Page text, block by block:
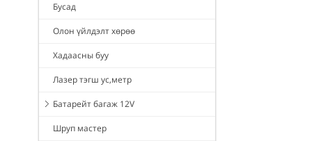
Бусад
Олон үйлдэлт хөрөө
Хадаасны буу
Лазер тэгш ус,метр
Батарейт багаж 12V
Шруп мастер